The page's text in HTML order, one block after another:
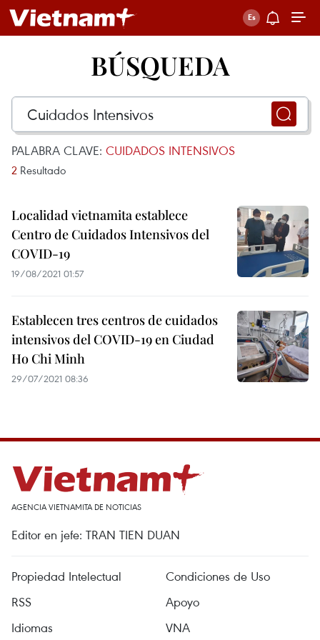
BÚSQUEDA
PALABRA CLAVE: CUIDADOS INTENSIVOS
2 Resultado
Localidad vietnamita establece
Centro de Cuidados Intensivos del
COVID-19
19/08/2021 01:57
Establecen tres centros de cuidados
intensivos del COVID-19 en Ciudad
Ho Chi Minh
29/07/2021 08:36
AGENCIA VIETNAMITA DE NOTICIAS
Editor en jefe: TRAN TIEN DUAN
Propiedad Intelectual
Condiciones de Uso
RSS
Apoyo
Idiomas
VNA